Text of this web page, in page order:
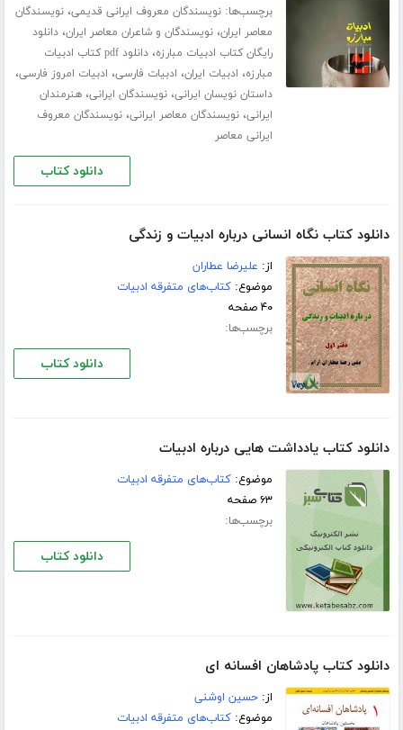
برچسب‌ها:نویسندگان معروف ایرانی قدیمی،نویسندگان
معاصر ایران،نویسندگان و شاعران معاصر ایران،دانلود
رایگان کتاب ادبیات مبارزه،
دانلود pdf کتاب ادبیات
مبارزه، ادبیات ایران، ادبیات فارسی، ادبیات امروز فارسی،
داستان نویسان ایرانی،نویسندگان ایرانی،هنرمندان
ایرانی،نویسندگان معاصر ایرانی،نویسندگان معروف
ایرانی معاصر
دانلود کتاب
دانلود کتاب نگاه انسانی درباره ادبیات و زندگی
از: علیرضا عطاران
موضوع:کتاب‌های متفرقه ادبیات
۴۰ صفحه
برچسب‌ها:
دانلود کتاب
دانلود کتاب یادداشت هایی درباره ادبیات
موضوع:کتاب‌های متفرقه ادبیات
۶۳ صفحه
برچسب‌ها:
دانلود کتاب
دانلود کتاب پادشاهان افسانه ای
از:حسین اوشنی
موضوع:کتاب‌های متفرقه ادبیات